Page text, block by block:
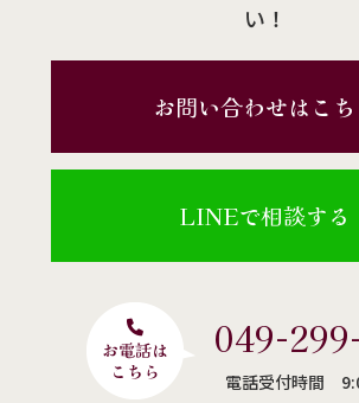
い！
お問い合わせはこち
LINEで相談する
049-
電話受付時間